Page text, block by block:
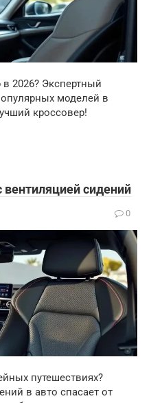
2026? Экспертный
моделей в
кроссовер!
сидений
0
путешествиях?
в авто спасает от